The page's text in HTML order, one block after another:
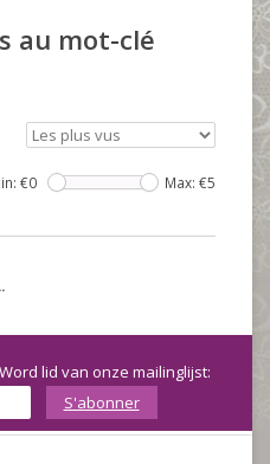
au mot-clé
€0 Max: €5
lid van onze mailinglijst:
S'abonner